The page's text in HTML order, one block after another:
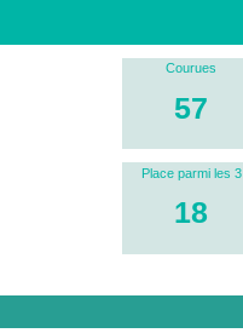
Courues
57
Place parmi les 3
18